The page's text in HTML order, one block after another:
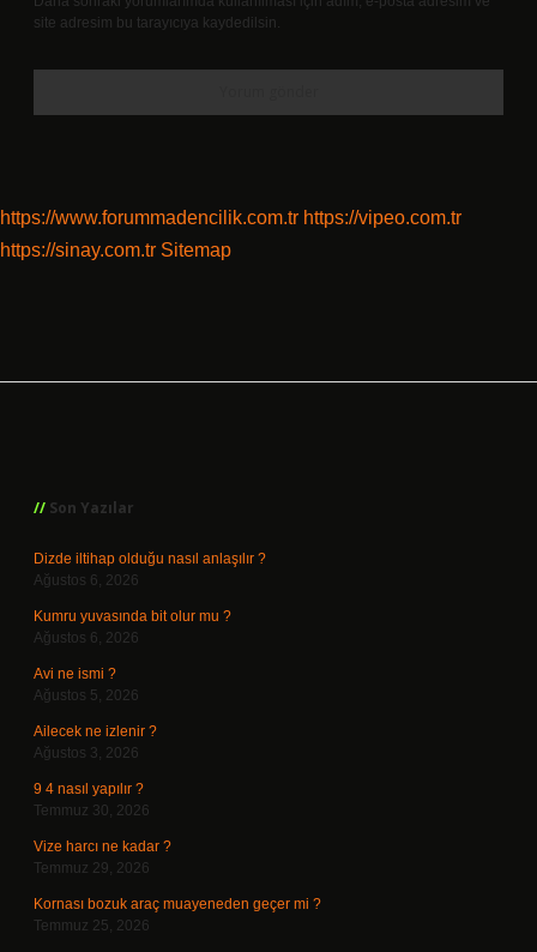
site adresim bu tarayıcıya kaydedilsin.
https://www.forummadencilik.com.tr https://vipeo.com.tr
https://sinay.com.tr Sitemap
Son Yazılar
Dizde iltihap olduğu nasıl anlaşılır ?
Ağustos 6, 2026
Kumru yuvasında bit olur mu ?
Ağustos 6, 2026
Avi ne ismi ?
Ağustos 5, 2026
Ailecek ne izlenir ?
Ağustos 3, 2026
9 4 nasıl yapılır ?
Temmuz 30, 2026
Vize harcı ne kadar ?
Temmuz 29, 2026
Kornası bozuk araç muayeneden geçer mi ?
Temmuz 25, 2026